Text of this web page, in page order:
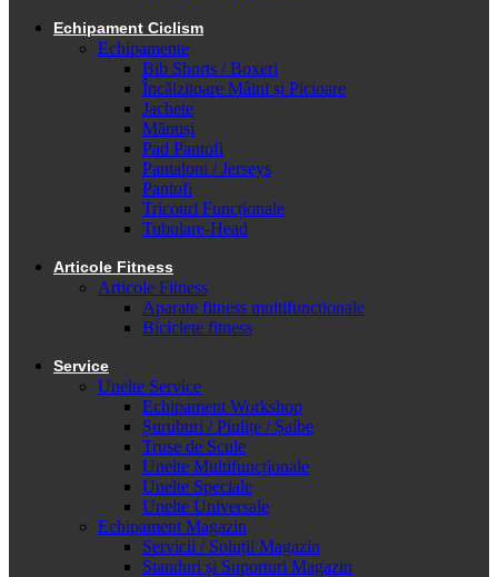
Echipament Ciclism
Echipamente
Bib Shorts / Boxeri
Încălzitoare Mâini și Picioare
Jachete
Mănuși
Pad Pantofi
Pantaloni / Jerseys
Pantofi
Tricouri Funcționale
Tubulare-Head
Articole Fitness
Articole Fitness
Aparate fitness multifunctionale
Biciclete fitness
Service
Unelte Service
Echipament Workshop
Șuruburi / Piulițe / Șaibe
Truse de Scule
Unelte Multifuncționale
Unelte Speciale
Unelte Universale
Echipament Magazin
Servicii / Soluții Magazin
Standuri și Suporturi Magazin